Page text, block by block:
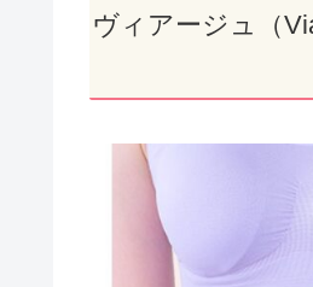
ヴィアージュ（